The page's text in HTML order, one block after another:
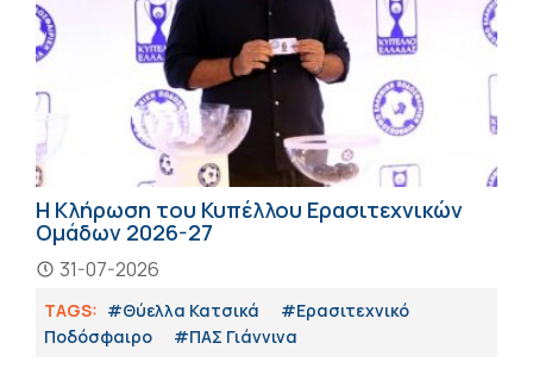
Η Κλήρωση του Κυπέλλου Ερασιτεχνικών
Ομάδων 2026-27
31-07-2026
TAGS: #Θύελλα Κατσικά
#Eρασιτεχνικό
Ποδόσφαιρο
#ΠΑΣ Γιάννινα